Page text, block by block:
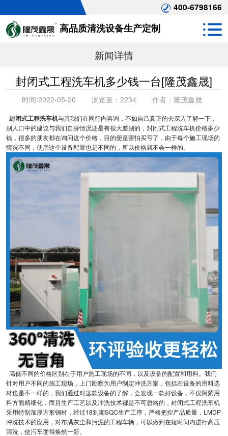
400-6798166
高品质清洗设备生产定制
新闻详情
封闭式工程洗车机多少钱一台[隆茂鑫晟]
时间:2022-05-20 浏览量： 2234 作者： 隆茂鑫晟
封闭式工程洗车机与其我们在同行内咨询，不如自己真正的去深入了解一下，
别人口中的建议与我们自身情况还是有很大差别的，封闭式工程洗车机价格多少
钱，很多的朋友都在询问这个价格，目的便是害怕买亏了，由于每个施工现场的
情况不同，使用这个设备配置也是不同的，所以价格就不会一样的。
高低不同的价格区别在于用户施工现场的不同，以及设备的配置和用料。我们
针对用户不同的施工现场，上门勘察为用户制定冲洗方案，包括在设备的用料选
材也是不一样的，我们通过对这款设备的了解，会发现一款好设备，不仅阿紫用
料方面精细化，而且生产工艺以及冲洗技术都是不可忽略的，封闭式工程洗车机
采用特制加厚方形钢材，经过18到期SQC生产工序，严格把控产品质量，LMDP
冲洗技术的应用，对布满灰尘和污泥的工程车辆，可以做到在短时间内进行高压
清洗，使污车变得焕然一新。